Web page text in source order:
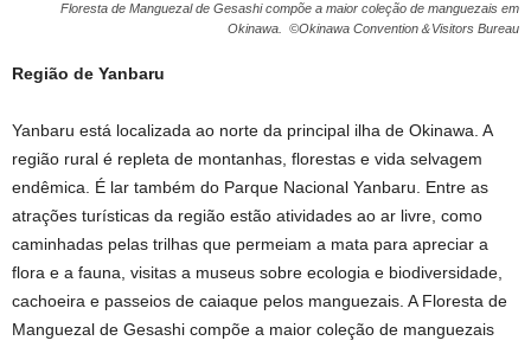
Floresta de Manguezal de Gesashi compõe a maior coleção de manguezais em
Okinawa. ©Okinawa Convention＆Visitors Bureau
Região de Yanbaru
Yanbaru está localizada ao norte da principal ilha de Okinawa. A
região rural é repleta de montanhas, florestas e vida selvagem
endêmica. É lar também do Parque Nacional Yanbaru. Entre as
atrações turísticas da região estão atividades ao ar livre, como
caminhadas pelas trilhas que permeiam a mata para apreciar a
flora e a fauna, visitas a museus sobre ecologia e biodiversidade,
cachoeira e passeios de caiaque pelos manguezais. A Floresta de
Manguezal de Gesashi compõe a maior coleção de manguezais